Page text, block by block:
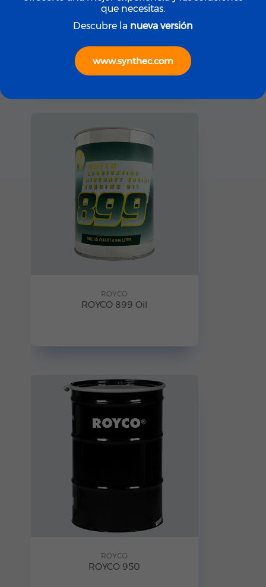
ROYCO
ROYCO
ROYCO 899 Oil
ROYCO
ROYCO 950
que necesitas.
Descubre la nueva versión
www.synthec.com